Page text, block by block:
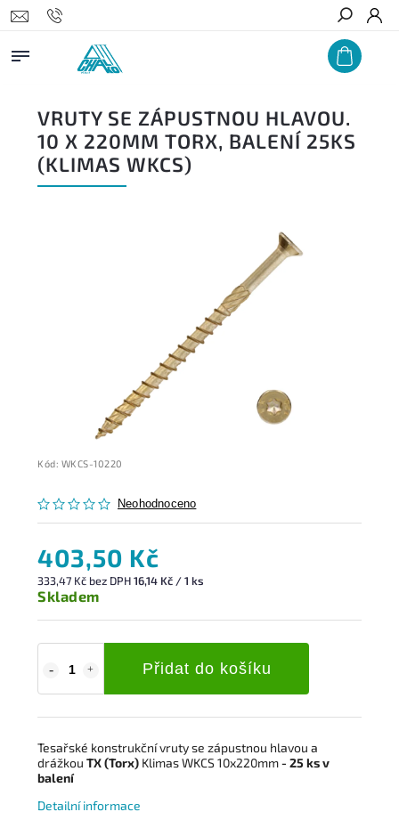
Hledat
VRUTY SE ZÁPUSTNOU HLAVOU.
10 X 220MM TORX, BALENÍ 25KS
(KLIMAS WKCS)
Kód: WKCS-10220
Neohodnoceno
403,50 Kč
333,47 Kč bez DPH16,14 Kč / 1 ks
Skladem
Přidat do košíku
Tesařské konstrukční vruty se zápustnou hlavou a
drážkou TX (Torx) Klimas WKCS 10x220mm- 25 ks v
balení
Detailní informace